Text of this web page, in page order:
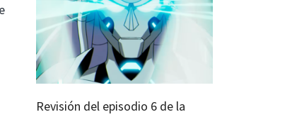
Revisión del episodio 6 de la